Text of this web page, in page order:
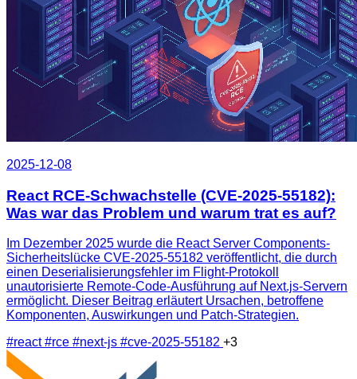
2025-12-08
React RCE-Schwachstelle (CVE-2025-55182):
Was war das Problem und warum trat es auf?
Im Dezember 2025 wurde die React Server Components-
Sicherheitslücke CVE-2025-55182 veröffentlicht, die durch
einen Deserialisierungsfehler im Flight-Protokoll
unautorisierte Remote-Code-Ausführung auf Next.js-Servern
ermöglicht. Dieser Beitrag erläutert Ursachen, betroffene
Komponenten, Auswirkungen und Patch-Strategien.
#react#rce #next-js #cve-2025-55182 +3